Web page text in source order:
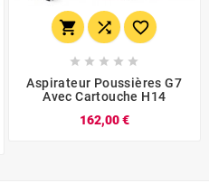
  
    
Aspirateur Poussières G7
Avec Cartouche H14
162,00 €